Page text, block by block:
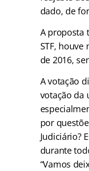
dado, de
A proposta
STF,
de 2016,
A votação
votação da
por
Judiciário?
durante
“Vamos